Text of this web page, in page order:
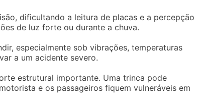
dificultando a leitura de placas e a percepção
de luz forte ou durante a chuva.
especialmente sob vibrações, temperaturas
a um acidente severo.
estrutural importante. Uma trinca pode
e os passageiros fiquem vulneráveis em